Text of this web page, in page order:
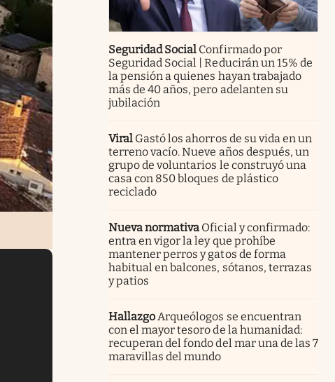
Seguridad Social Confirmado por
Seguridad Social | Reducirán un 15% de
la pensión a quienes hayan trabajado
más de 40 años, pero adelanten su
jubilación
Viral Gastó los ahorros de su vida en un
terreno vacío. Nueve años después, un
grupo de voluntarios le construyó una
casa con 850 bloques de plástico
reciclado
Nueva normativa Oficial y confirmado:
entra en vigor la ley que prohíbe
mantener perros y gatos de forma
habitual en balcones, sótanos, terrazas
y patios
HallazgoArqueólogos se encuentran
con el mayor tesoro de la humanidad:
recuperan del fondo del mar una de las 7
maravillas del mundo